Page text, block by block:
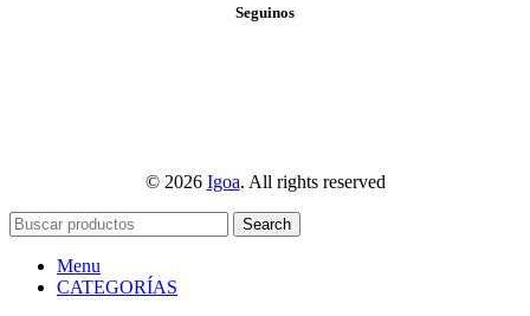
Seguinos
© 2026 Igoa. All rights reserved
Search
Menu
CATEGORÍAS